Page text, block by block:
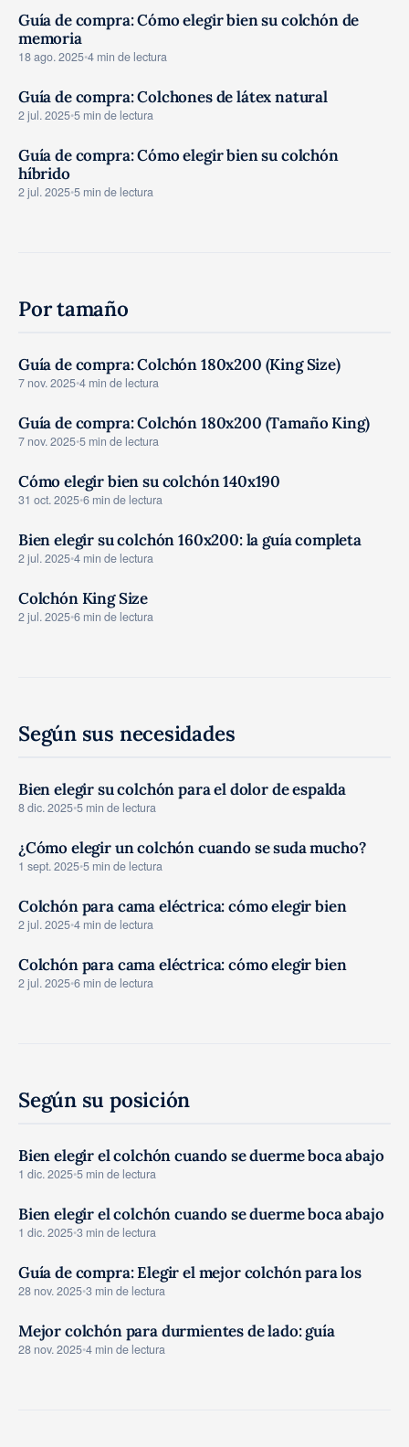
GUIAS COMPRA
Guía de compra: Cómo elegir bien su colchón de
memoria
18 ago. 2025•4 min de lectura
GUIAS COMPRA
Guía de compra: Colchones de látex natural
2 jul. 2025•5 min de lectura
GUIAS COMPRA
Guía de compra: Cómo elegir bien su colchón
híbrido
2 jul. 2025•5 min de lectura
Por tamaño
GUIAS COMPRA
Guía de compra: Colchón 180x200 (King Size)
7 nov. 2025•4 min de lectura
GUIAS COMPRA
Guía de compra: Colchón 180x200 (Tamaño King)
7 nov. 2025•5 min de lectura
GUIAS COMPRA
Cómo elegir bien su colchón 140x190
31 oct. 2025•6 min de lectura
GUIAS COMPRA
Bien elegir su colchón 160x200: la guía completa
2 jul. 2025•4 min de lectura
GUIAS COMPRA
Colchón King Size
2 jul. 2025•6 min de lectura
Según sus necesidades
GUIAS COMPRA
Bien elegir su colchón para el dolor de espalda
8 dic. 2025•5 min de lectura
GUIAS COMPRA
¿Cómo elegir un colchón cuando se suda mucho?
1 sept. 2025•5 min de lectura
GUIAS COMPRA
Colchón para cama eléctrica: cómo elegir bien
2 jul. 2025•4 min de lectura
GUIAS COMPRA
Colchón para cama eléctrica: cómo elegir bien
2 jul. 2025•6 min de lectura
Según su posición
GUIAS COMPRA
Bien elegir el colchón cuando se duerme boca abajo
1 dic. 2025•5 min de lectura
GUIAS COMPRA
Bien elegir el colchón cuando se duerme boca abajo
1 dic. 2025•3 min de lectura
GUIAS COMPRA
Guía de compra: Elegir el mejor colchón para los
28 nov. 2025•3 min de lectura
GUIAS COMPRA
Mejor colchón para durmientes de lado: guía
28 nov. 2025•4 min de lectura